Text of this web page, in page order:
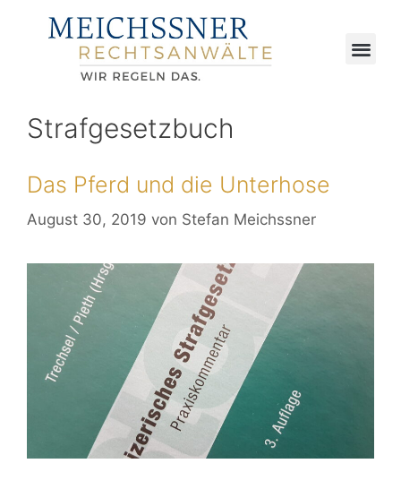
Strafgesetzbuch
Das Pferd und die Unterhose
August 30, 2019 von Stefan Meichssner